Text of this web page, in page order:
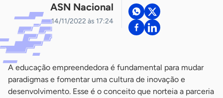
ASN Nacional
14/11/2022 às 17:24
A educação empreendedora é fundamental para mudar
paradigmas e fomentar uma cultura de inovação e
desenvolvimento. Esse é o conceito que norteia a parceria